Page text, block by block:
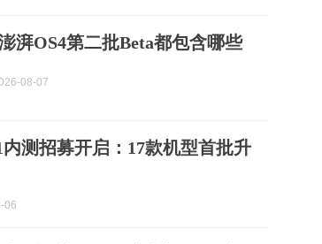
湃OS4第二批Beta都包含哪些
08-07
测招募开启：17款机型首批升
06